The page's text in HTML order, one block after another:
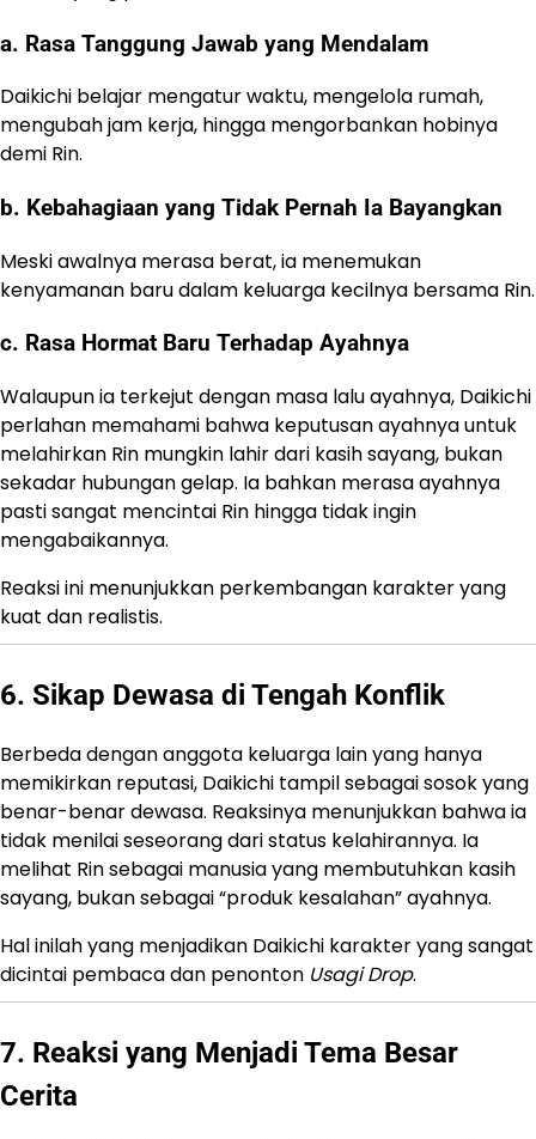
a. Rasa Tanggung Jawab yang Mendalam
Daikichi belajar mengatur waktu, mengelola rumah,
mengubah jam kerja, hingga mengorbankan hobinya
demi Rin.
b. Kebahagiaan yang Tidak Pernah Ia Bayangkan
Meski awalnya merasa berat, ia menemukan
kenyamanan baru dalam keluarga kecilnya bersama Rin.
c. Rasa Hormat Baru Terhadap Ayahnya
Walaupun ia terkejut dengan masa lalu ayahnya, Daikichi
perlahan memahami bahwa keputusan ayahnya untuk
melahirkan Rin mungkin lahir dari kasih sayang, bukan
sekadar hubungan gelap. Ia bahkan merasa ayahnya
pasti sangat mencintai Rin hingga tidak ingin
mengabaikannya.
Reaksi ini menunjukkan perkembangan karakter yang
kuat dan realistis.
6. Sikap Dewasa di Tengah Konflik
Berbeda dengan anggota keluarga lain yang hanya
memikirkan reputasi, Daikichi tampil sebagai sosok yang
benar-benar dewasa. Reaksinya menunjukkan bahwa ia
tidak menilai seseorang dari status kelahirannya. Ia
melihat Rin sebagai manusia yang membutuhkan kasih
sayang, bukan sebagai “produk kesalahan” ayahnya.
Hal inilah yang menjadikan Daikichi karakter yang sangat
dicintai pembaca dan penonton Usagi Drop.
7. Reaksi yang Menjadi Tema Besar
Cerita